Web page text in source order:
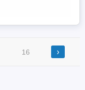
16 ›